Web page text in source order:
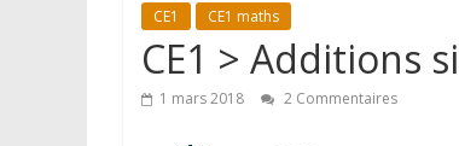
CE1 CE1 maths
CE1 > Additions
1 mars 2018 2 Commentaires